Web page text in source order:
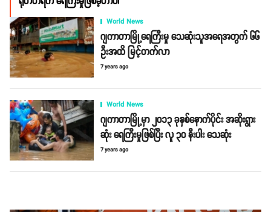
World News
ဂျကာတာမြို့ရေကြီးမှု သေဆုံးသူအရေအတွက် ၆၆
ဦးအထိ မြင့်တက်လာ
7 years ago
World News
ဂျကာတာမြို့မှာ ၂၀၁၃ ခုနှစ်နောက်ပိုင်း အဆိုးရွား
ဆုံး ရေကြီးမှုဖြစ်ပြီး လူ ၃၀ နီးပါး သေဆုံး
7 years ago